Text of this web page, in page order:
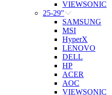
VIEWSONIC
25-29"
SAMSUNG
MSI
HyperX
LENOVO
DELL
HP
ACER
AOC
VIEWSONIC